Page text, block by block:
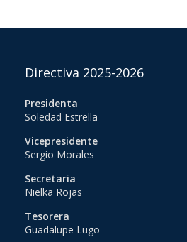
Directiva 2025-2026
Presidenta
Soledad Estrella
Vicepresidente
Sergio Morales
Secretaria
Nielka Rojas
Tesorera
Guadalupe Lugo